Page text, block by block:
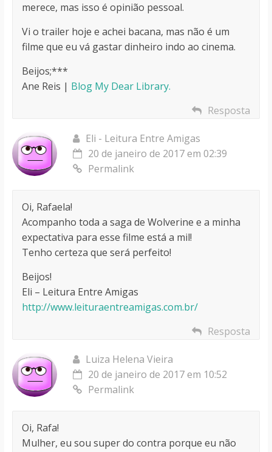
merece, mas isso é opinião pessoal.
Vi o trailer hoje e achei bacana, mas não é um
filme que eu vá gastar dinheiro indo ao cinema.
Beijos;***
Ane Reis | Blog My Dear Library.
Resposta
Eli - Leitura Entre Amigas
20 de janeiro de 2017 em 02:39
Permalink
Oi, Rafaela!
Acompanho toda a saga de Wolverine e a minha
expectativa para esse filme está a mil!
Tenho certeza que será perfeito!
Beijos!
Eli – Leitura Entre Amigas
http://www.leituraentreamigas.com.br/
Resposta
Luiza Helena Vieira
20 de janeiro de 2017 em 10:52
Permalink
Oi, Rafa!
Mulher, eu sou super do contra porque eu não